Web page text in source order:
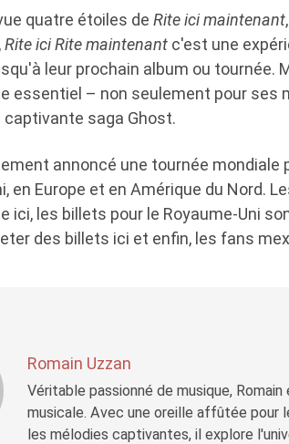
quatre étoiles de Rite ici maintenant,
Rite ici Rite maintenant c'est une
leur prochain album ou tournée.
essentiel – non seulement pour
captivante saga Ghost.
annoncé une tournée
en Europe et en Amérique du Nord.
ici, les billets pour le Royaume-Uni
des billets ici et enfin, les fans
Romain Uzzan
Véritable passionné de musique,
musicale. Avec une oreille affûtée pour
les mélodies captivantes, il explore